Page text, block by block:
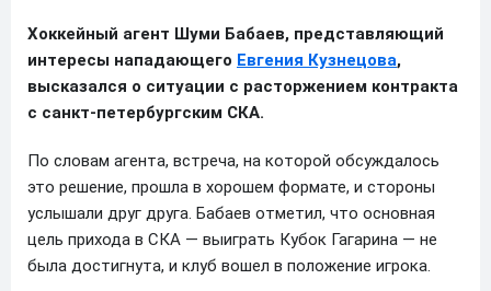
Хоккейный агент Шуми Бабаев, представляющий
интересы нападающего Евгения Кузнецова,
высказался о ситуации с расторжением контракта
с санкт-петербургским СКА.
По словам агента, встреча, на которой обсуждалось
это решение, прошла в хорошем формате, и стороны
услышали друг друга. Бабаев отметил, что основная
цель прихода в СКА — выиграть Кубок Гагарина — не
была достигнута, и клуб вошел в положение игрока.